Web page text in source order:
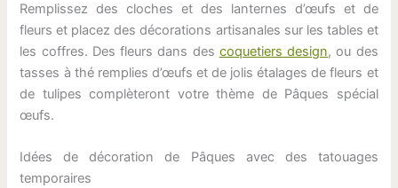
Remplissez des cloches et des lanternes d’œufs et de
fleurs et placez des décorations artisanales sur les tables et
les coffres. Des fleurs dans des coquetiers design, ou des
tasses à thé remplies d’œufs et de jolis étalages de fleurs et
de tulipes complèteront votre thème de Pâques spécial
œufs.
Idées de décoration de Pâques avec des tatouages
temporaires